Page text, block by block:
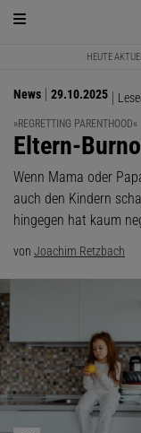
HEUTE
News 29.10.2025
»REGRETTING PARENTHOOD«
:
Eltern-
Wenn Mama oder
auch den Kindern
hingegen hat kaum
von Joachim Retzbach